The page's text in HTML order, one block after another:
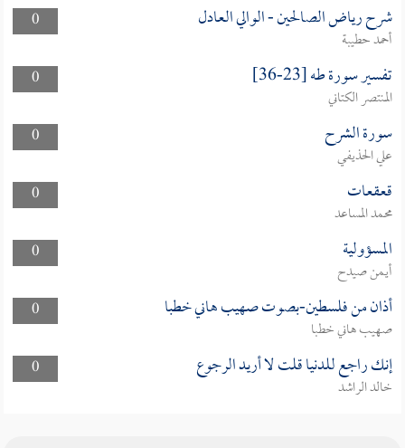
0
شرح رياض الصالحين - الوالي العادل
أحمد حطيبة
0
تفسير سورة طه [23-36]
المنتصر الكتاني
0
سورة الشرح
علي الحذيفي
0
قعقعات
محمد المساعد
0
المسؤولية
أيمن صيدح
0
أذان من فلسطين-بصوت صهيب هاني خطبا
صهيب هاني خطبا
0
إنك راجع للدنيا قلت لا أريد الرجوع
خالد الراشد